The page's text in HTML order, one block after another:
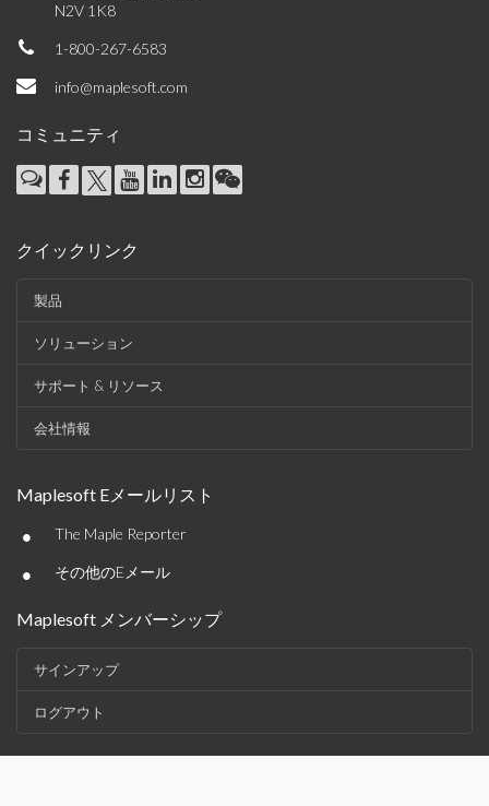
N2V 1K8
1-800-267-6583
info@maplesoft.com
コミュニティ
クイックリンク
製品
ソリューション
サポート & リソース
会社情報
Maplesoft Eメールリスト
• The Maple Reporter
• その他のEメール
Maplesoft メンバーシップ
サインアップ
ログアウト